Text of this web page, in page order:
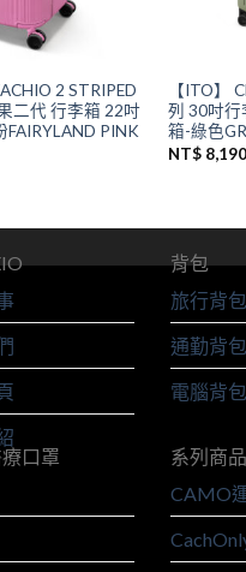
2 STRIPED
二代 行李箱 22吋
PINK
【ITO】
列 30吋行
箱-綠色
NT$8,190
背包
旅行背包
通勤背包
電腦背包
口罩
系列商品
CAMO